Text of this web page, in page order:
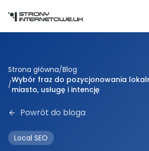
Strona główna/Blog
/Wybór fraz do pozycjonowania
miasto, usługę i intencję
Powrót do bloga
Local SEO